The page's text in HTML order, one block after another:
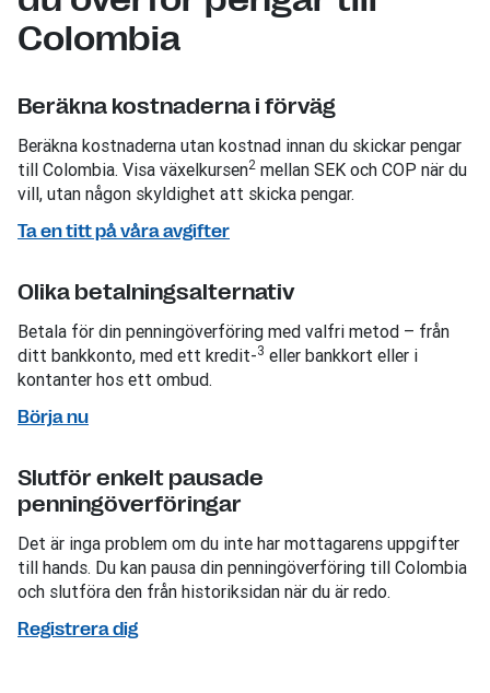
Colombia
Beräkna kostnaderna i förväg
Beräkna kostnaderna utan kostnad innan du skickar pengar
till Colombia. Visa växelkursen2 mellan SEK och COP när du
vill, utan någon skyldighet att skicka pengar.
Ta en titt på våra avgifter
Olika betalningsalternativ
Betala för din penningöverföring med valfri metod – från
ditt bankkonto, med ett kredit-3 eller bankkort eller i
kontanter hos ett ombud.
Börja nu
Slutför enkelt pausade
penningöverföringar
Det är inga problem om du inte har mottagarens uppgifter
till hands. Du kan pausa din penningöverföring till Colombia
och slutföra den från historiksidan när du är redo.
Registrera dig